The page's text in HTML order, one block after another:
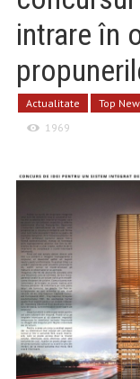
intrare în
Actualitate Top
1969